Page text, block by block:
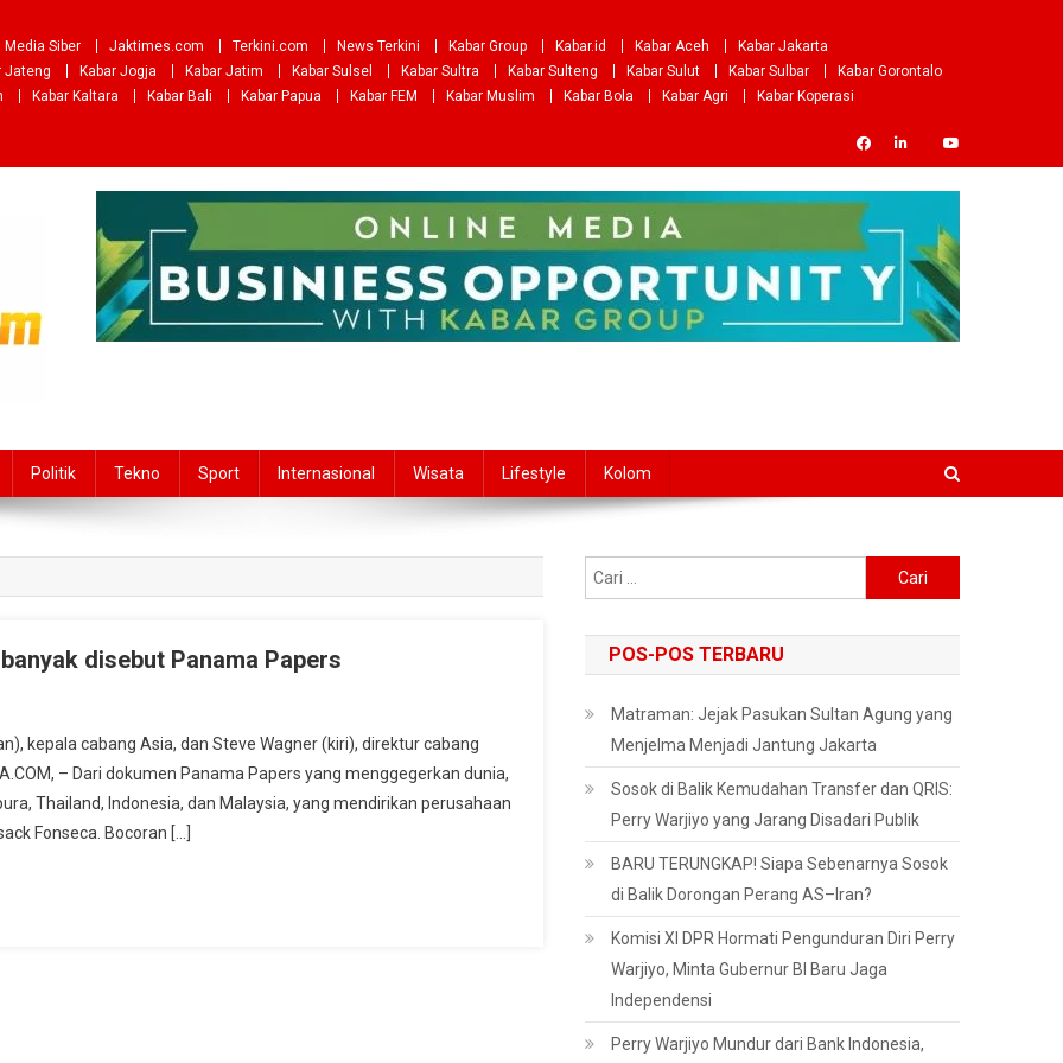
Media Siber Jaktimes.com Terkini.com News Terkini Kabar Group Kabar.id Kabar Aceh
Kabar Jakarta
Jateng Kabar Jogja Kabar Jatim Kabar Sulsel Kabar Sultra Kabar Sulteng Kabar Sulut Kabar Sulbar
Kabar Gorontalo
Kabar Kaltara Kabar Bali Kabar Papua Kabar FEM Kabar Muslim Kabar Bola Kabar Agri
Kabar Koperasi
Politik Tekno Sport Internasional Wisata Lifestyle Kolom
disebut Panama Papers
kepala cabang Asia, dan Steve Wagner (kiri), direktur cabang
– Dari dokumen Panama Papers yang menggegerkan dunia,
Thailand, Indonesia, dan Malaysia, yang mendirikan perusahaan
Fonseca. Bocoran […]
untuk:
POS-POS TERBARU
Matraman: Jejak Pasukan Sultan Agung yang
Menjelma Menjadi Jantung Jakarta
Sosok di Balik Kemudahan Transfer dan QRIS:
Perry Warjiyo yang Jarang Disadari Publik
BARU TERUNGKAP! Siapa Sebenarnya Sosok
di Balik Dorongan Perang AS–Iran?
Komisi XI DPR Hormati Pengunduran Diri Perry
Warjiyo, Minta Gubernur BI Baru Jaga
Independensi
Perry Warjiyo Mundur dari Bank Indonesia,